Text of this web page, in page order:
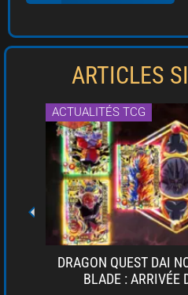
ARTICLES
ACTUALITÉS TCG
DRAGON QUEST DAI
BLADE : ARRIVÉE